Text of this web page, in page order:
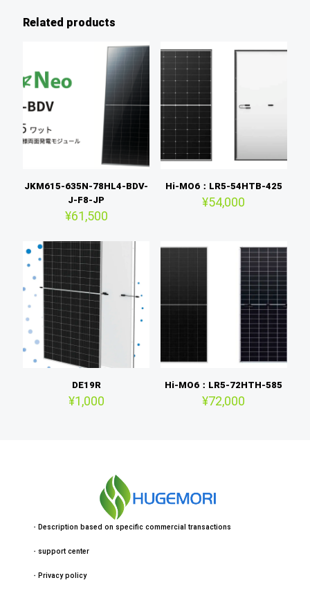
Related products
JKM615-635N-78HL4-BDV-
J-F8-JP
¥61,500
Hi-MO6：LR5-54HTB-425
¥54,000
DE19R
¥1,000
Hi-MO6：LR5-72HTH-585
¥72,000
・ Description based on specific commercial transactions
・ support center
・ Privacy policy